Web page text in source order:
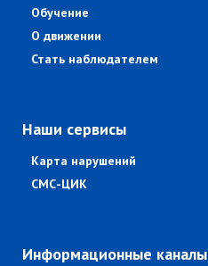
Обучение
О движении
Стать наблюдателем
Наши сервисы
Карта нарушений
СМС-ЦИК
Информационные каналы